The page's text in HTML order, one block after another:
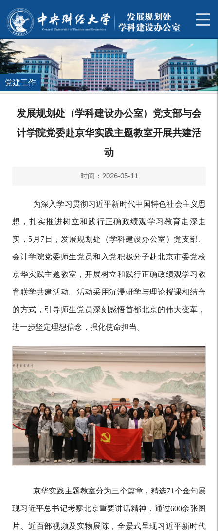
党建工作
发展规划处（学科建设办公室）党支部与会
计学院党委赴京华实践主题教室开展共建活
动
时间：2026-05-11
为深入学习贯彻习近平新时代中国特色社会主义思
想，扎实推进树立和践行正确政绩观学习教育走深走
实， 5月7日，发展规划处（学科建设办公室）党支部、
会计学院党委师生党员和入党积极分子赴北京市委党校
京华实践主题教室，开展树立和践行正确政绩观学习教
育联学共建活动。活动采用沉浸研学与理论授课相结合
的方式，引导师生党员深刻感悟首都北京的伟大变革，
进一步坚定理想信念，强化使命担当。
京华实践主题教室分为三个篇章，精选71个金句展
现习近平总书记考察北京重要讲话精神，通过600余张图
片、近百部视频及实物展陈，全景式呈现习近平新时代